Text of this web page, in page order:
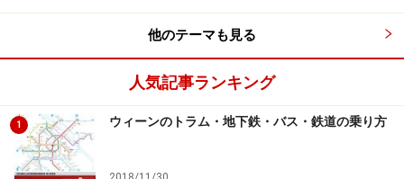
の十日前からなど、開始時期はさまざま。ただし、最近
はオフィシャルウェブサイトで気軽に入手できる舞踏会
他のテーマも見る
人気記事ランキング
1 ウィーンのトラム・地下鉄・バス・鉄道の乗り方